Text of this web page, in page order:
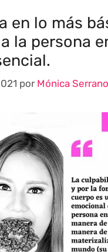
en lo más
la persona
por Mónica Serrano